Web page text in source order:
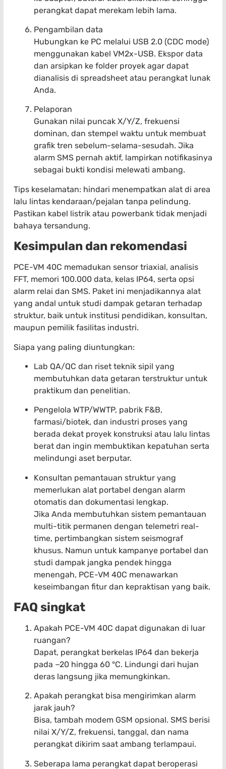
perangkat dapat merekam lebih lama.
Pengambilan data
Hubungkan ke PC melalui USB 2.0 (CDC mode)
menggunakan kabel VM2x-USB. Ekspor data
dan arsipkan ke folder proyek agar dapat
dianalisis di spreadsheet atau perangkat lunak
Anda.
Pelaporan
Gunakan nilai puncak X/Y/Z, frekuensi
dominan, dan stempel waktu untuk membuat
grafik tren sebelum-selama-sesudah. Jika
alarm SMS pernah aktif, lampirkan notifikasinya
sebagai bukti kondisi melewati ambang.
Tips keselamatan: hindari menempatkan alat di area
lalu lintas kendaraan/pejalan tanpa pelindung.
Pastikan kabel listrik atau powerbank tidak menjadi
bahaya tersandung.
Kesimpulan dan rekomendasi
PCE-VM 40C memadukan sensor triaxial, analisis
FFT, memori 100.000 data, kelas IP64, serta opsi
alarm relai dan SMS. Paket ini menjadikannya alat
yang andal untuk studi dampak getaran terhadap
struktur, baik untuk institusi pendidikan, konsultan,
maupun pemilik fasilitas industri.
Siapa yang paling diuntungkan:
Lab QA/QC dan riset teknik sipil yang
membutuhkan data getaran terstruktur untuk
praktikum dan penelitian.
Pengelola WTP/WWTP, pabrik F&B,
farmasi/biotek, dan industri proses yang
berada dekat proyek konstruksi atau lalu lintas
berat dan ingin membuktikan kepatuhan serta
melindungi aset berputar.
Konsultan pemantauan struktur yang
memerlukan alat portabel dengan alarm
otomatis dan dokumentasi lengkap.
Jika Anda membutuhkan sistem pemantauan
multi-titik permanen dengan telemetri real-
time, pertimbangkan sistem seismograf
khusus. Namun untuk kampanye portabel dan
studi dampak jangka pendek hingga
menengah, PCE-VM 40C menawarkan
keseimbangan fitur dan kepraktisan yang baik.
FAQ singkat
Apakah PCE-VM 40C dapat digunakan di luar
ruangan?
Dapat, perangkat berkelas IP64 dan bekerja
pada −20 hingga 60 °C. Lindungi dari hujan
deras langsung jika memungkinkan.
Apakah perangkat bisa mengirimkan alarm
jarak jauh?
Bisa, tambah modem GSM opsional. SMS berisi
nilai X/Y/Z, frekuensi, tanggal, dan nama
perangkat dikirim saat ambang terlampaui.
Seberapa lama perangkat dapat beroperasi